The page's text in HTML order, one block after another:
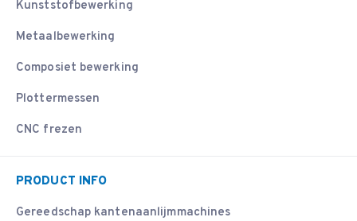
Kunststofbewerking
Metaalbewerking
Composiet bewerking
Plottermessen
CNC frezen
PRODUCT INFO
Gereedschap kantenaanlijmmachines